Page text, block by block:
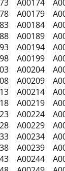
A00174
A00179
A00184
A00189
A00194
A00199
A00204
A00209
A00214
A00219
A00224
A00229
A00234
A00239
A00244